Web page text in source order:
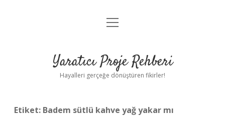
Anasayfa
Yasal Uyarı
menüyü
Yaratıcı Proje Rehberi
Hayalleri gerçeğe dönüştüren fikirler!
Etiket: Badem sütlü kahve yağ yakar mı